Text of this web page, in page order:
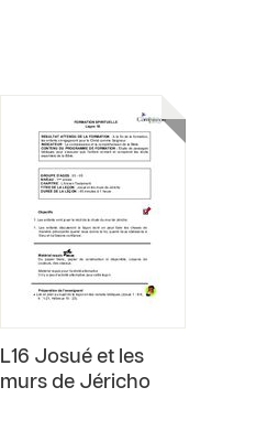
L16 Josué et les
murs de Jéricho